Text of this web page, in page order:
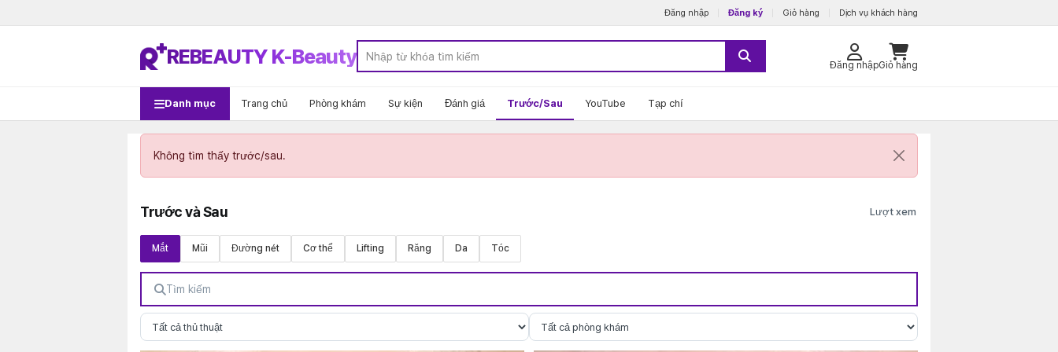
Đăng nhập Đăng ký Giỏ hàng Dịch vụ khách hàng
REBEAUTY K-Beauty Đăng nhậpGiỏ hàng
Danh mục Trang chủ Phòng khám Sự kiện Đánh giá Trước/Sau YouTube Tạp chí
Không tìm thấy trước/sau.
Trước và Sau
Mắt Mũi Đường nét Cơ thể Lifting Răng Da Tóc